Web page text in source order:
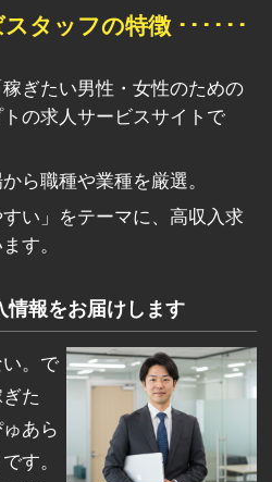
タッフの特徴 ･･････
ぎたい男性・女性のための
の求人サービスサイトで
ら職種や業種を厳選。
すい」をテーマに、高収入求
す。
情報をお届けします
。で
た
あら
す。